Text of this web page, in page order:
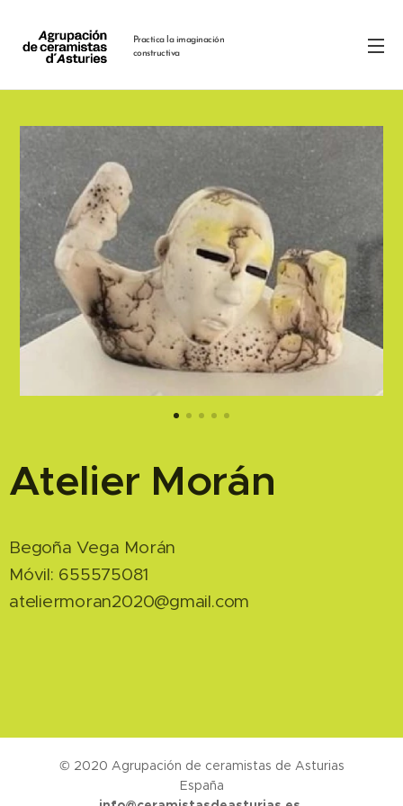
Practica la imaginación
constructiva
Atelier Morán
Begoña Vega Morán
Móvil: 655575081
ateliermoran2020@gmail.com
© 2020 Agrupación de ceramistas de Asturias
España